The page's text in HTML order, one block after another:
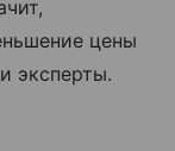
цены
эксперты.